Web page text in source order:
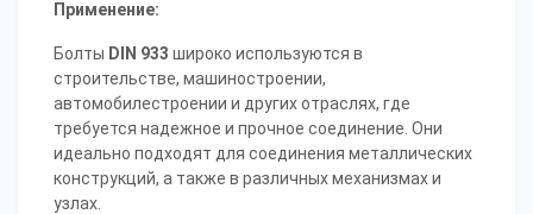
Применение:
Болты DIN 933 широко используются в
строительстве, машиностроении,
автомобилестроении и других отраслях, где
требуется надежное и прочное соединение. Они
идеально подходят для соединения металлических
конструкций, а также в различных механизмах и
узлах.